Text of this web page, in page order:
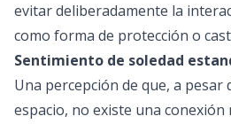
evitar deliberadamente la
como forma de protección o
Sentimiento de soledad
Una percepción de que, a
espacio, no existe una conexión